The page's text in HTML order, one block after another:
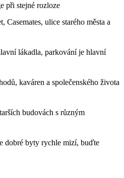
při stejné rozloze
Casemates, ulice starého města a
lákadla, parkování je hlavní
kaváren a společenského života
budovách s různým
dobré byty rychle mizí, buďte